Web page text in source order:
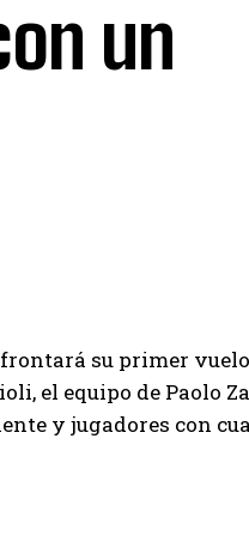
un
su primer
el equipo de Paolo
y jugadores con